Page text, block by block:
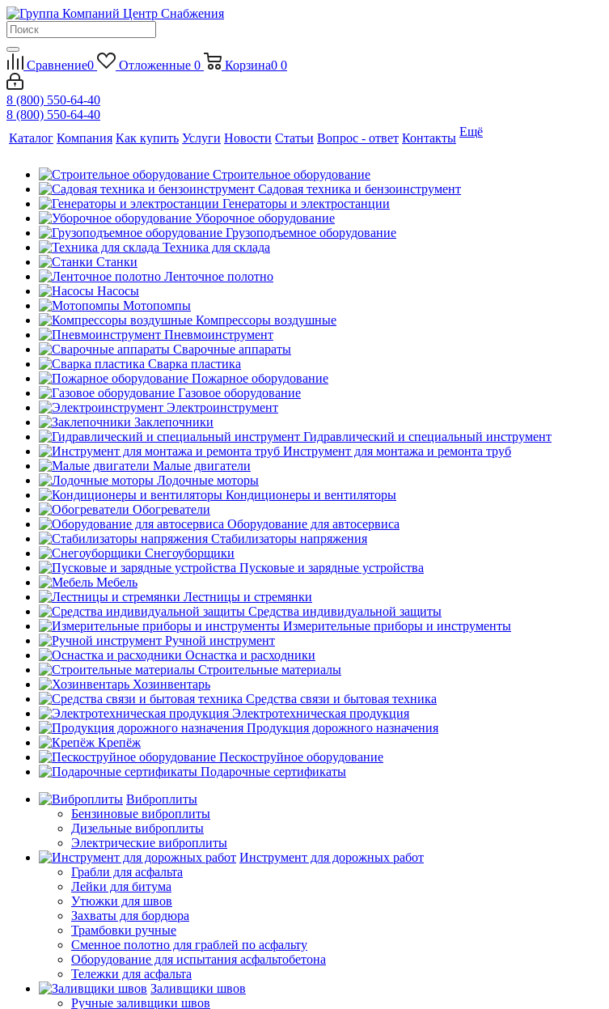
Сравнение0 Отложенные 0 Корзина0 0
8 (800) 550-64-40
8 (800) 550-64-40
Каталог Компания Как купить Услуги Новости Статьи Вопрос - ответ Контакты Ещё
Строительное оборудование
Садовая техника и бензоинструмент
Генераторы и электростанции
Уборочное оборудование
Грузоподъемное оборудование
Техника для склада
Станки
Ленточное полотно
Насосы
Мотопомпы
Компрессоры воздушные
Пневмоинструмент
Сварочные аппараты
Сварка пластика
Пожарное оборудование
Газовое оборудование
Электроинструмент
Заклепочники
Гидравлический и специальный инструмент
Инструмент для монтажа и ремонта труб
Малые двигатели
Лодочные моторы
Кондиционеры и вентиляторы
Обогреватели
Оборудование для автосервиса
Стабилизаторы напряжения
Снегоуборщики
Пусковые и зарядные устройства
Мебель
Лестницы и стремянки
Средства индивидуальной защиты
Измерительные приборы и инструменты
Ручной инструмент
Оснастка и расходники
Строительные материалы
Хозинвентарь
Средства связи и бытовая техника
Электротехническая продукция
Продукция дорожного назначения
Крепёж
Пескоструйное оборудование
Подарочные сертификаты
Виброплиты
Бензиновые виброплиты
Дизельные виброплиты
Электрические виброплиты
Инструмент для дорожных работ
Грабли для асфальта
Лейки для битума
Утюжки для швов
Захваты для бордюра
Трамбовки ручные
Сменное полотно для граблей по асфальту
Оборудование для испытания асфальтобетона
Тележки для асфальта
Заливщики швов
Ручные заливщики швов